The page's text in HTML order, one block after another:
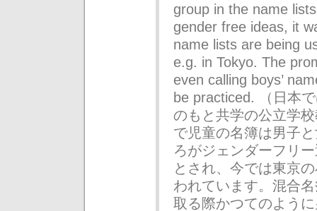
group in the name
gender free ideas, it
name lists are being
e.g. in Tokyo. The
even calling boys’
be practiced. （日本
のもと共学の公立学
で児童の名簿は男子
ろがジェンダーフリ
とされ、今では東京
われています。混合
取る際かつてのよう